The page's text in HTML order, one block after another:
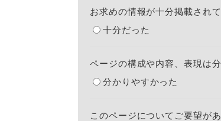
お求めの情報が十分掲載され
十分だった
ページの構成や内容、表現は
分かりやすかった
このページについてご要望が